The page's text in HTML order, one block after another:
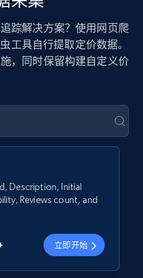
踪解决方案？使用网页爬
工具自行提取定价数据。
，同时保留构建自定义价
Description, Initial
Reviews count, and
立即开始